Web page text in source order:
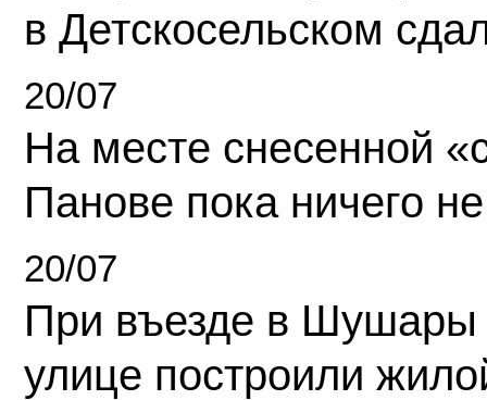
в Детскосельском
20/07
На месте снесенной
Панове пока ничего
20/07
При въезде в Шушары
улице построили